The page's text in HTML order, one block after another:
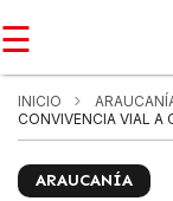
☰
INICIO
CONVIVENCIA VIAL A
ARAUCANÍA